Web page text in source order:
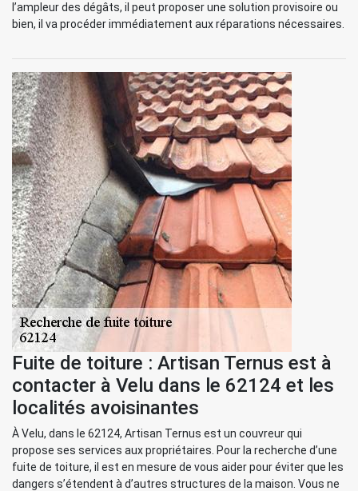
l’ampleur des dégâts, il peut proposer une solution provisoire ou
bien, il va procéder immédiatement aux réparations nécessaires.
Fuite de toiture : Artisan Ternus est à
contacter à Velu dans le 62124 et les
localités avoisinantes
À Velu, dans le 62124, Artisan Ternus est un couvreur qui
propose ses services aux propriétaires. Pour la recherche d’une
fuite de toiture, il est en mesure de vous aider pour éviter que les
dangers s’étendent à d’autres structures de la maison. Vous ne